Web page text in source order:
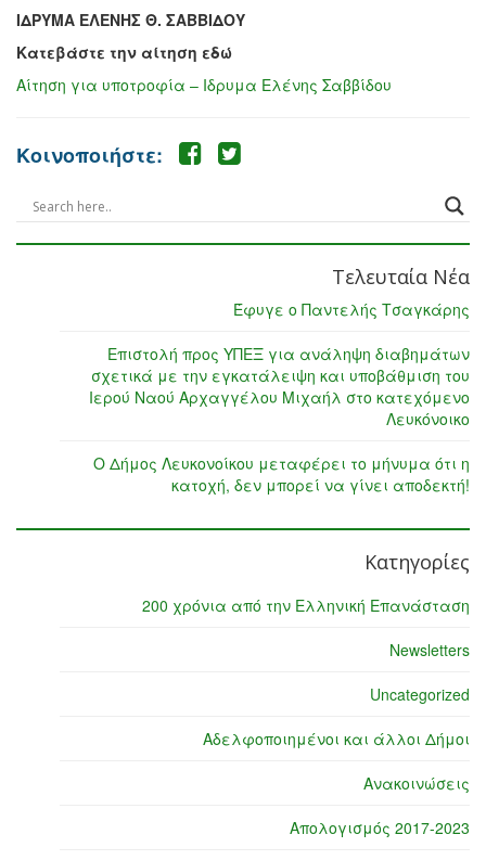
ΙΔΡΥΜΑ ΕΛΕΝΗΣ Θ. ΣΑΒΒΙΔΟΥ
Κατεβάστε την αίτηση εδώ
Αίτηση για υποτροφία – Ιδρυμα Ελένης Σαββίδου
Κοινοποιήστε:
Τελευταία Νέα
Έφυγε ο Παντελής Τσαγκάρης
Επιστολή προς ΥΠΕΞ για ανάληψη διαβημάτων
σχετικά με την εγκατάλειψη και υποβάθμιση του
Ιερού Ναού Αρχαγγέλου Μιχαήλ στο κατεχόμενο
Λευκόνοικο
Ο Δήμος Λευκονοίκου μεταφέρει το μήνυμα ότι η
κατοχή, δεν μπορεί να γίνει αποδεκτή!
Κατηγορίες
200 χρόνια από την Ελληνική Επανάσταση
Newsletters
Uncategorized
Αδελφοποιημένοι και άλλοι Δήμοι
Ανακοινώσεις
Απολογισμός 2017-2023